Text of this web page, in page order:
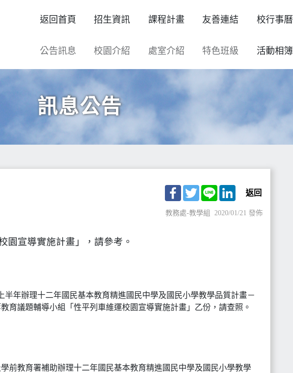
返回首頁 招生資訊 課程計畫 友善連結 校行事曆
公告訊息 校園介紹 處室介紹 特色班級 活動相簿
訊息公告
Facebook
TwitterLine LinkedIn
返回
教務處-教學組 2020/01/21 發佈
園宣導實施計畫」，請參考。
半年辦理十二年國民基本教育精進國民中學及國民小學教學品質計畫－
育議題輔導小組「性平列車維運校園宣導實施計畫」乙份，請查照。
前教育署補助辦理十二年國民基本教育精進國民中學及國民小學教學